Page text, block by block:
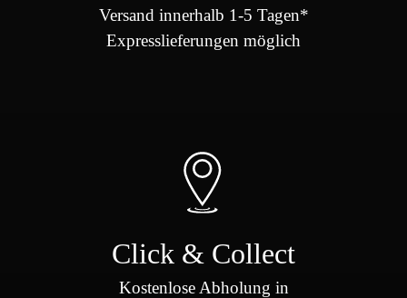
Versand innerhalb 1-5 Tagen*
Expresslieferungen möglich
Click & Collect
Kostenlose Abholung in